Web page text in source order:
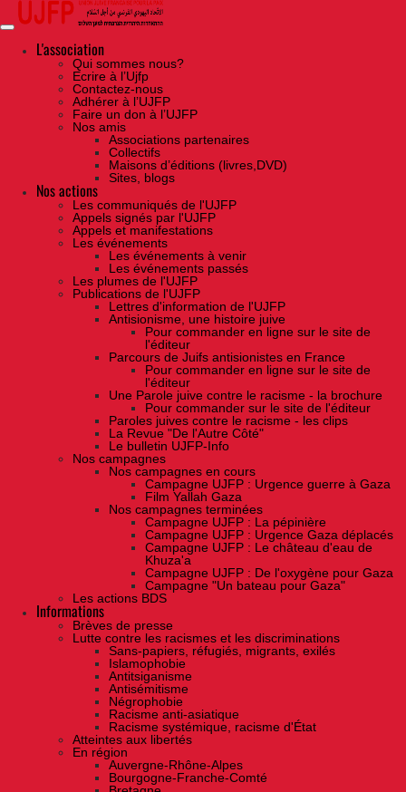
Skip
the
contentL'association
Qui sommes nous?
Ecrire à l’Ujfp
Contactez-nous
Adhérer à l’UJFP
Faire un don à l’UJFP
Nos amis
Associations partenaires
Collectifs
Maisons d’éditions (livres,DVD)
Sites, blogs
Nos actions
Les communiqués de l'UJFP
Appels signés par l'UJFP
Appels et manifestations
Les événements
Les événements à venir
Les événements passés
Les plumes de l'UJFP
Publications de l'UJFP
Lettres d'information de l'UJFP
Antisionisme, une histoire juive
Pour commander en ligne sur le site de
l'éditeur
Parcours de Juifs antisionistes en France
Pour commander en ligne sur le site de
l'éditeur
Une Parole juive contre le racisme - la brochure
Pour commander sur le site de l'éditeur
Paroles juives contre le racisme - les clips
La Revue "De l'Autre Côté"
Le bulletin UJFP-Info
Nos campagnes
Nos campagnes en cours
Campagne UJFP : Urgence guerre à Gaza
Film Yallah Gaza
Nos campagnes terminées
Campagne UJFP : La pépinière
Campagne UJFP : Urgence Gaza déplacés
Campagne UJFP : Le château d'eau de
Khuza'a
Campagne UJFP : De l'oxygène pour Gaza
Campagne "Un bateau pour Gaza"
Les actions BDS
Informations
Brèves de presse
Lutte contre les racismes et les discriminations
Sans-papiers, réfugiés, migrants, exilés
Islamophobie
Antitsiganisme
Antisémitisme
Négrophobie
Racisme anti-asiatique
Racisme systémique, racisme d'État
Atteintes aux libertés
En région
Auvergne-Rhône-Alpes
Bourgogne-Franche-Comté